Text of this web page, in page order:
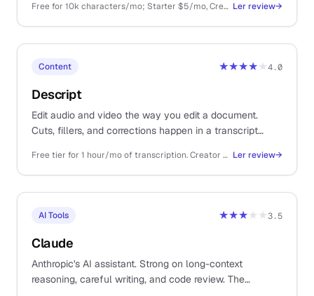
Free for 10k characters/mo; Starter $5/mo, Creator $22/mo, Pro $99/mo, Scale/Business above Ler review→
Content ★★★★★4.0
Descript
Edit audio and video the way you edit a document.
Cuts, fillers, and corrections happen in a transcript
editing into an hour.
Free tier for 1 hour/mo of transcription. Creator $19/mo, Pro $35/mo billed annually Ler review→
AI Tools ★★★★★3.5
Claude
Anthropic's AI assistant. Strong on long-context
reasoning, careful writing, and code review. The